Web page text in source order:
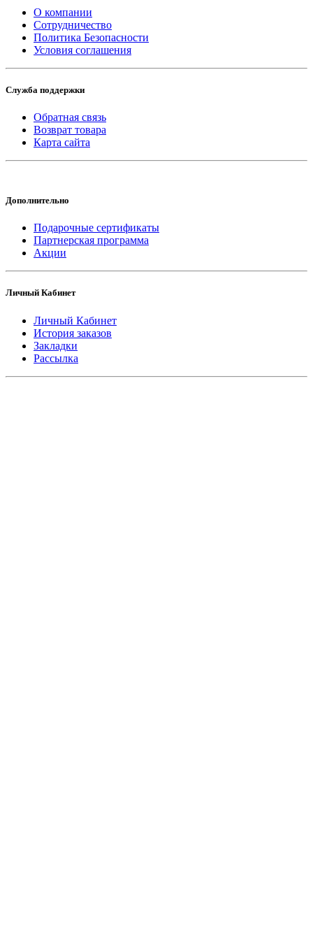
О компании
Сотрудничество
Политика Безопасности
Условия соглашения
Служба поддержки
Обратная связь
Возврат товара
Карта сайта
Дополнительно
Подарочные сертификаты
Партнерская программа
Акции
Личный Кабинет
Личный Кабинет
История заказов
Закладки
Рассылка